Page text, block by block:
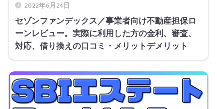
2022年6月24日
セゾンファンデックス／事業者向け不動産担保ロ
ーンレビュー。実際に利用した方の金利、審査、
対応、借り換えの口コミ・メリットデメリット